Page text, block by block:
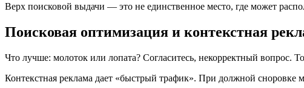
Верх поисковой выдачи — это не единственное место, где может
Поисковая оптимизация и контекстная
Что лучше: молоток или лопата? Согласитесь, некорректный вопрос.
Контекстная реклама дает «быстрый трафик». При должной